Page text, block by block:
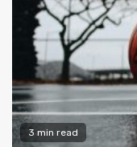
3 min read